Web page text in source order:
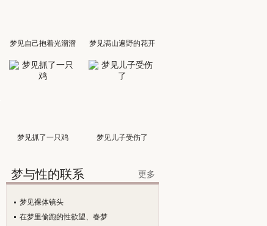
梦见自己抱着光溜溜
的小男婴
梦见满山遍野的花开
梦见抓了一只鸡 梦见儿子受伤了
梦与性的联系 更多
梦见裸体镜头
在梦里偷跑的性欲望、春梦